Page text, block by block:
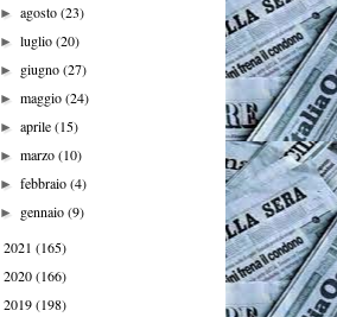
►agosto(23)
►luglio(20)
► giugno(27)
►maggio(24)
►aprile(15)
►marzo(10)
►febbraio(4)
► gennaio(9)
2021 (165)
2020(166)
2019(198)